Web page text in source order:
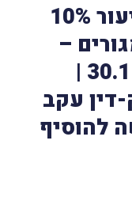
תזכיר חוק | מס בשיעור 10%
–
אין חובה לשלם עד 30.1 |
דין עקב
להוסיף